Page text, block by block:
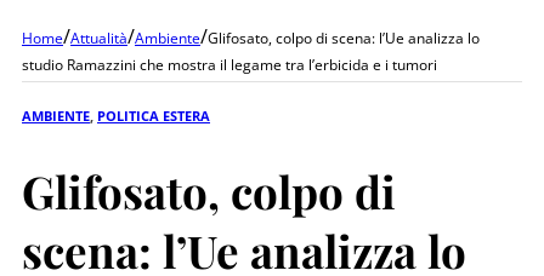
Home/Attualità/Ambiente/Glifosato, colpo di scena: l’Ue analizza lo
studio Ramazzini che mostra il legame tra l’erbicida e i tumori
AMBIENTE POLITICA ESTERA
Glifosato, colpo di
scena: l’Ue analizza lo